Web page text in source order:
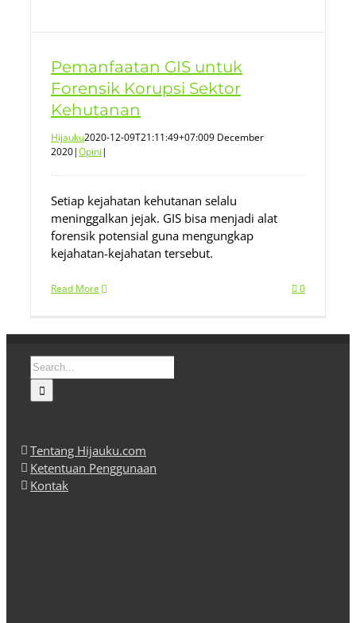
Pemanfaatan GIS untuk
Forensik Korupsi Sektor
Kehutanan
Hijauku2020-12-09T21:11:49+07:009 December
2020|Opini|
Setiap kejahatan kehutanan selalu
meninggalkan jejak. GIS bisa menjadi alat
forensik potensial guna mengungkap
kejahatan-kejahatan tersebut.
Read More 0
Search
for:
Tentang Hijauku.com
Ketentuan Penggunaan
Kontak